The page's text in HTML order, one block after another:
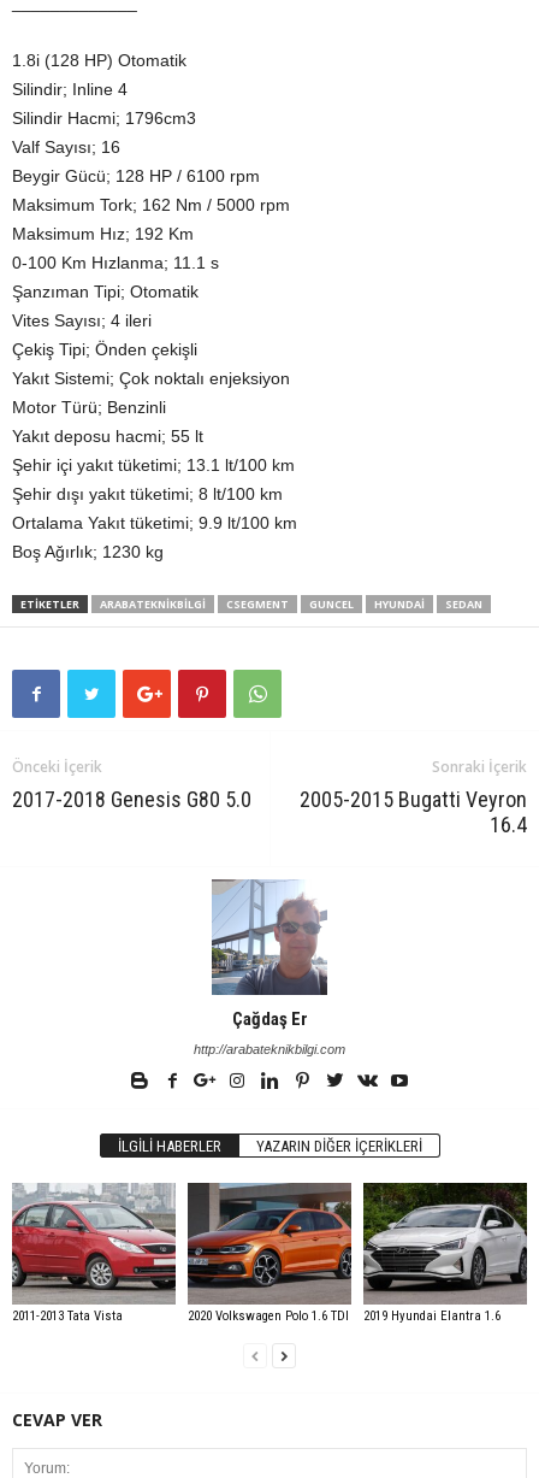
1.8i (128 HP) Otomatik
Silindir; Inline 4
Silindir Hacmi; 1796cm3
Valf Sayısı; 16
Beygir Gücü; 128 HP / 6100 rpm
Maksimum Tork; 162 Nm / 5000 rpm
Maksimum Hız; 192 Km
0-100 Km Hızlanma; 11.1 s
Şanzıman Tipi; Otomatik
Vites Sayısı; 4 ileri
Çekiş Tipi; Önden çekişli
Yakıt Sistemi; Çok noktalı enjeksiyon
Motor Türü; Benzinli
Yakıt deposu hacmi; 55 lt
Şehir içi yakıt tüketimi; 13.1 lt/100 km
Şehir dışı yakıt tüketimi; 8 lt/100 km
Ortalama Yakıt tüketimi; 9.9 lt/100 km
Boş Ağırlık; 1230 kg
ETIKETLER ARABATEKNIKBILGI CSEGMENT GUNCEL HYUNDAI SEDAN
Önceki İçerik
2017-2018 Genesis G80 5.0
Sonraki İçerik
2005-2015 Bugatti Veyron
16.4
Çağdaş Er
http://arabateknikbilgi.com
İLGILI HABERLER YAZARIN DIĞER İÇERIKLERI
2011-2013 Tata Vista 2020 Volkswagen Polo 1.6 TDI 2019 Hyundai Elantra 1.6
CEVAP VER